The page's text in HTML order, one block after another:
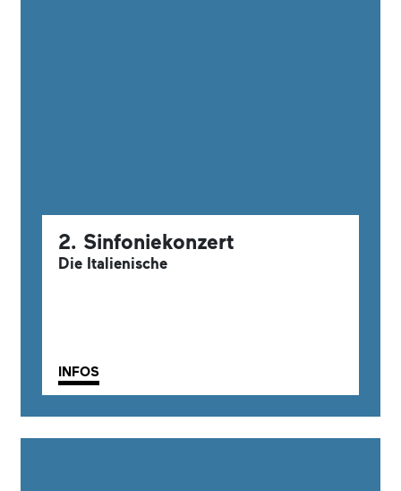
2. Sinfoniekonzert
Die Italienische
INFOS